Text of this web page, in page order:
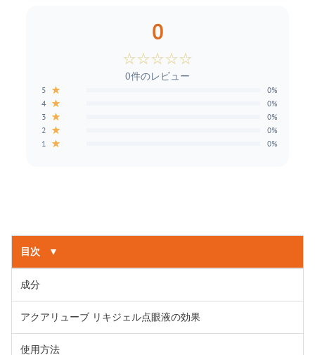
0
☆☆☆☆☆
0件のレビュー
5 ★ 0%
4 ★ 0%
3 ★ 0%
2 ★ 0%
1 ★ 0%
目次 ▼
成分
アクアリューブ リキジェル点眼液の効果
使用方法